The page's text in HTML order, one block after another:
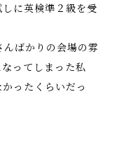
に英検準２級を受
ばかりの会場の雰
ってしまった私
ったくらいだっ